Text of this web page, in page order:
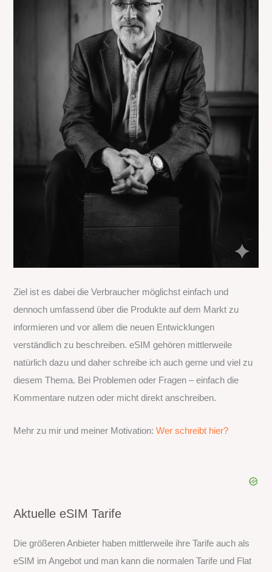
Ziel ist es dabei die Verbraucher möglichst einfach und
dennoch umfassend über die Produkte auf dem Markt zu
informieren und vor allem die neuen Entwicklungen
verständlich zu beschreiben. eSIM gehören mittlerweile
natürlich dazu und daher schreibe ich auch gerne und viel zu
diesem Thema. Bei Problemen oder Fragen – einfach die
Kommentare nutzen oder micht direkt anschreiben.
Mehr zu mir und meiner Motivation:Wer schreibt hier?
Aktuelle eSIM Tarife
Die größeren Anbieter haben mittlerweile ihre Tarife auch als
eSIM im Angebot und man kann die normalen Tarife und Flat